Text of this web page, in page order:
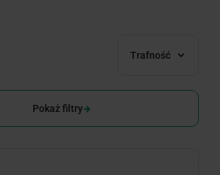
Trafność
Pokaż filtry